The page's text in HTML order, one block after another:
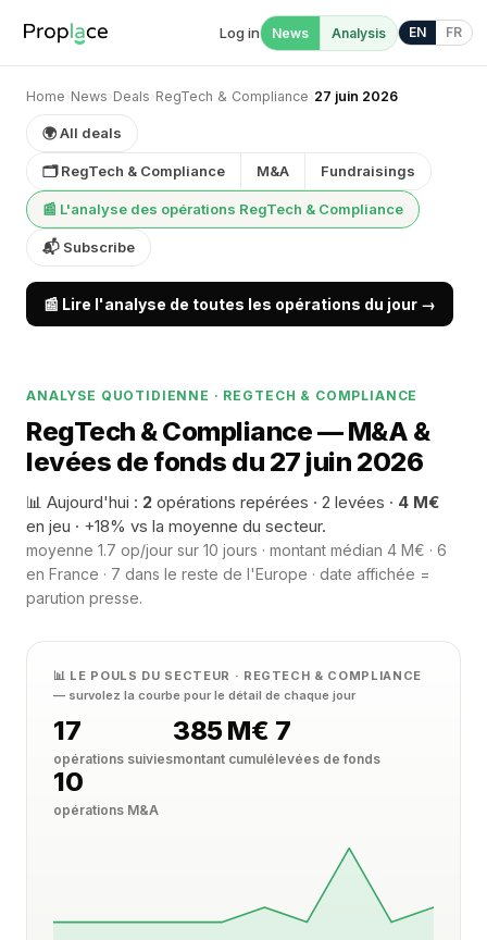
Log in News Analysis EN FR
Home› News› Deals› RegTech & Compliance› 27 juin 2026
🌍 All deals
🗂 RegTech & Compliance M&A Fundraisings
📰 L'analyse des opérations RegTech & Compliance
📬 Subscribe
📰 Lire l'analyse de toutes les opérations du jour →
ANALYSE QUOTIDIENNE · REGTECH & COMPLIANCE
RegTech & Compliance — M&A &
levées de fonds du 27 juin 2026
📊 Aujourd'hui : 2 opérations repérées · 2 levées · 4 M€
en jeu · +18% vs la moyenne du secteur.
moyenne 1.7 op/jour sur 10 jours · montant médian 4 M€ · 6
en France · 7 dans le reste de l'Europe · date affichée =
parution presse.
📊 LE POULS DU SECTEUR · REGTECH & COMPLIANCE
— survolez la courbe pour le détail de chaque jour
17
opérations suivies
385 M€
montant cumulé
7
levées de fonds
10
opérations M&A